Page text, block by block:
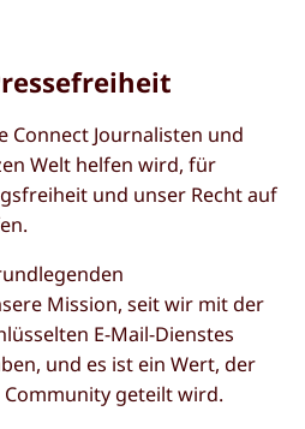
Connect Journalisten und
Welt helfen wird, für
und unser Recht auf
Mission, seit wir mit der
E-Mail-Dienstes
und es ist ein Wert, der
geteilt wird.